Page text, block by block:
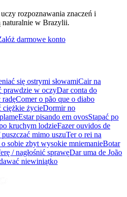
rozpoznawania znaczeń i
naturalnie w Brazylii.
darmowe konto
się ostrymi słowamiCair na
prawdzie w oczyDar conta do
radęComer o pão que o diabo
ciężkie życieDormir no
Estar pisando em ovosStąpać po
kruchym lodzieFazer ouvidos de
mimo uszuTer o rei na
sobie zbyt wysokie mniemanieBotar
/ nagłośnić sprawęDar uma de João
niewiniątko